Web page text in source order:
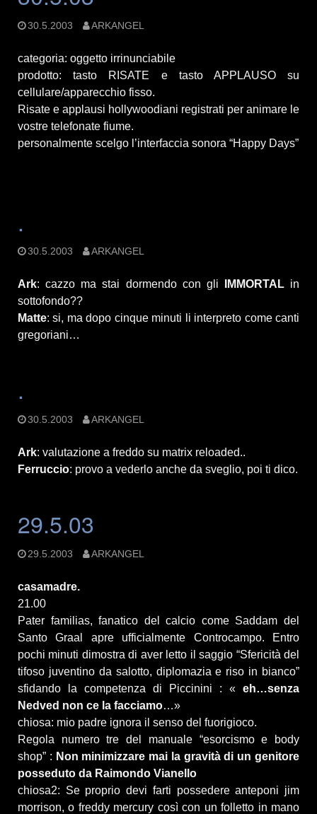
30.5.2003 ARKANGEL
categoria: oggetto irrinunciabile
prodotto: tasto RISATE e tasto APPLAUSO su
cellulare/apparecchio fisso.
Risate e applausi hollywoodiani registrati per animare le
vostre telefonate fiume.
personalmente scelgo l’interfaccia sonora “Happy Days”
.
30.5.2003 ARKANGEL
Ark: cazzo ma stai dormendo con gli IMMORTAL in
sottofondo??
Matte: si, ma dopo cinque minuti li interpreto come canti
gregoriani…
.
30.5.2003 ARKANGEL
Ark: valutazione a freddo su matrix reloaded..
Ferruccio: provo a vederlo anche da sveglio, poi ti dico.
29.5.03
29.5.2003 ARKANGEL
casamadre.
21.00
Pater familias, fanatico del calcio come Saddam del
Santo Graal apre ufficialmente Controcampo. Entro
pochi minuti dimostra di aver letto il saggio “Sfericità del
tifoso juventino da salotto, diplomazia e riso in bianco”
sfidando la competenza di Piccinini : « eh…senza
Nedved non ce la facciamo…»
chiosa: mio padre ignora il senso del fuorigioco.
Regola numero tre del manuale “esorcismo e body
shop” : Non minimizzare mai la gravità di un genitore
posseduto da Raimondo Vianello
chiosa2: Se proprio devi farti possedere anteponi jim
morrison, o freddy mercury così con un folletto in mano